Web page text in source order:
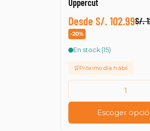
Desde S/. 102.99S/.
-20%
En stock (15)
🛒Próximo día hábil
Escoger